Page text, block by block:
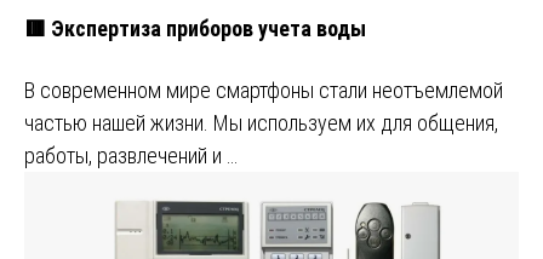
🟥 Экспертиза приборов учета воды
В современном мире смартфоны стали неотъемлемой
частью нашей жизни. Мы используем их для общения,
работы, развлечений и …